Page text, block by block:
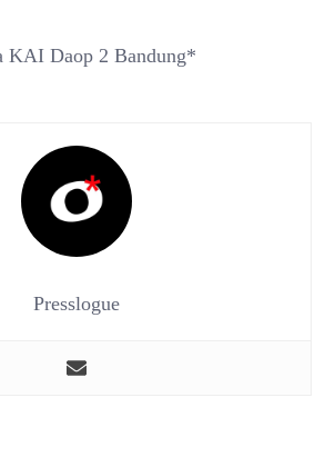
KAI Daop 2 Bandung*
Presslogue